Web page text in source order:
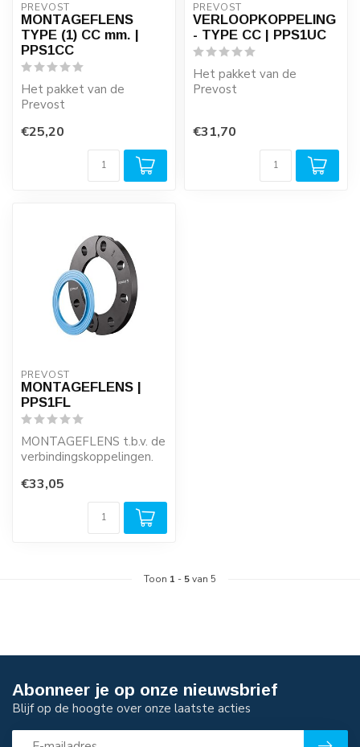
PREVOST
MONTAGEFLENS
TYPE (1) CC mm. |
PPS1CC
Het pakket van de
Prevost
breed en wordt nog
€25,20
PREVOST
VERLOOPKOPPELING
- TYPE CC | PPS1UC
Het pakket van de
Prevost
regelmat...
€31,70
PREVOST
MONTAGEFLENS |
PPS1FL
MONTAGEFLENS t.b.v. de
verbindingskoppelingen.
€33,05
Toon 1 - 5van 5
Abonneer je op onze nieuwsbrief
Blijf op de hoogte over onze laatste acties